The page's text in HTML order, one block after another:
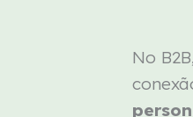
No